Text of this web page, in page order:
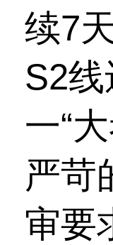
续7
S2
一“
严苛
审要